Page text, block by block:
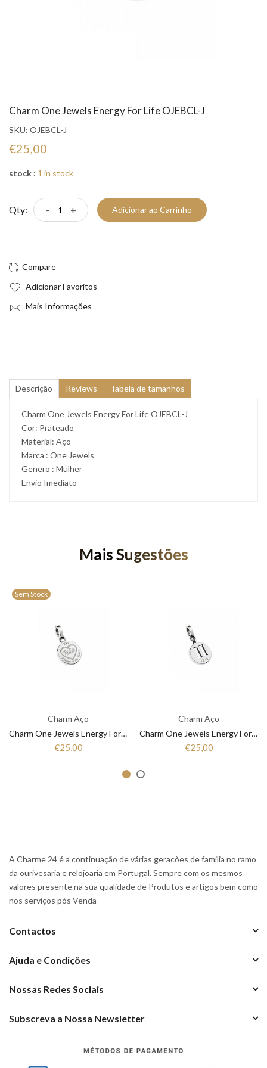
Charm One Jewels Energy For Life OJEBCL-J
SKU: OJEBCL-J
€25,00
stock : 1 in stock
Qty: - + Adicionar ao Carrinho
Adicionar Favoritos
Mais Informações
Descrição Reviews Tabela de tamanhos
Charm One Jewels Energy For Life OJEBCL-J
Cor: Prateado
Material: Aço
Marca : One Jewels
Genero : Mulher
Envio Imediato
Mais Sugestões
Sem Stock
Charm Aço
Charm One Jewels Energy For Life OJEBC050
€25,00
Charm Aço
Charm One Jewels Energy For Life OJEBCL-H
€25,00
A Charme 24 é a continuação de várias geracões de familia no ramo
da ourivesaria e relojoaria em Portugal. Sempre com os mesmos
valores presente na sua qualidade de Produtos e artigos bem como
nos serviços pós Venda
Contactos
Ajuda e Condições
Nossas Redes Sociais
Subscreva a Nossa Newsletter